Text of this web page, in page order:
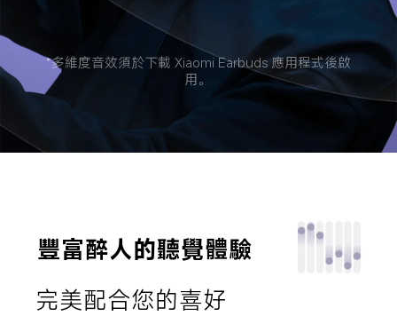
*多維度音效須於下載 Xiaomi Earbuds 應用程式後啟
用。
豐富醉人的聽覺體驗
完美配合您的喜好